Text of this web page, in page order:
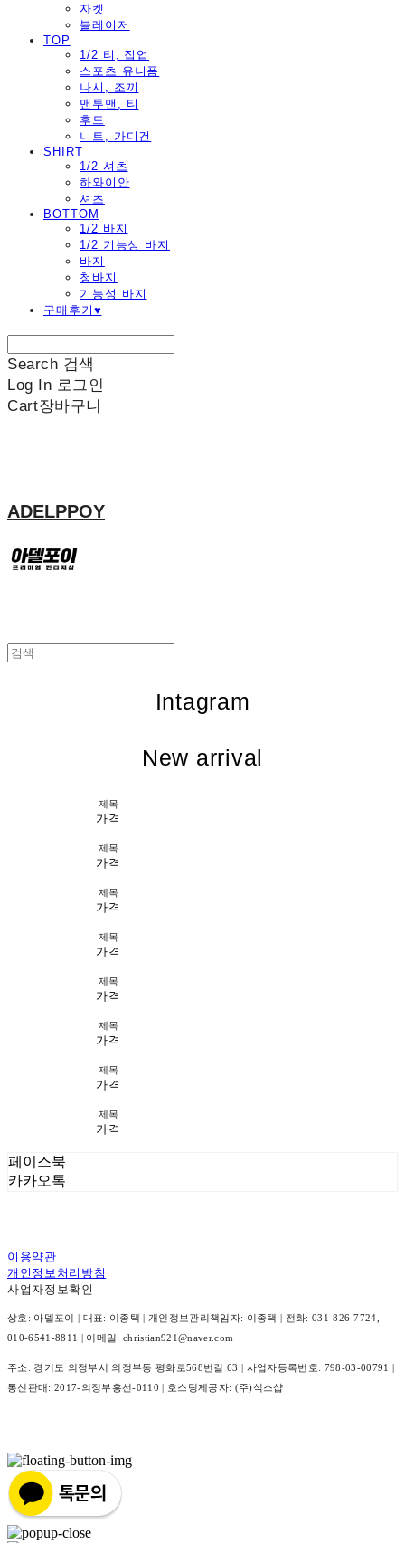
자켓
블레이저
TOP
1/2 티, 집업
스포츠 유니폼
나시, 조끼
맨투맨, 티
후드
니트, 가디건
SHIRT
1/2 셔츠
하와이안
셔츠
BOTTOM
1/2 바지
1/2 기능성 바지
바지
청바지
기능성 바지
구매후기♥
Search 검색
Log In 로그인
Cart장바구니
ADELPPOY
Intagram
New arrival
제목
가격
제목
가격
제목
가격
제목
가격
제목
가격
제목
가격
제목
가격
제목
가격
페이스북
카카오톡
이용약관
개인정보처리방침
사업자정보확인
상호: 아델포이 | 대표: 이종택 | 개인정보관리책임자: 이종택 | 전화: 031-826-7724,
010-6541-8811 | 이메일: christian921@naver.com
주소: 경기도 의정부시 의정부동 평화로568번길 63 | 사업자등록번호: 798-03-00791 |
통신판매: 2017-의정부흥선-0110 | 호스팅제공자: (주)식스샵